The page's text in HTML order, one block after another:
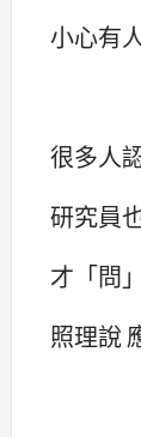
小心有
很多人
研究員
才「問
照理說